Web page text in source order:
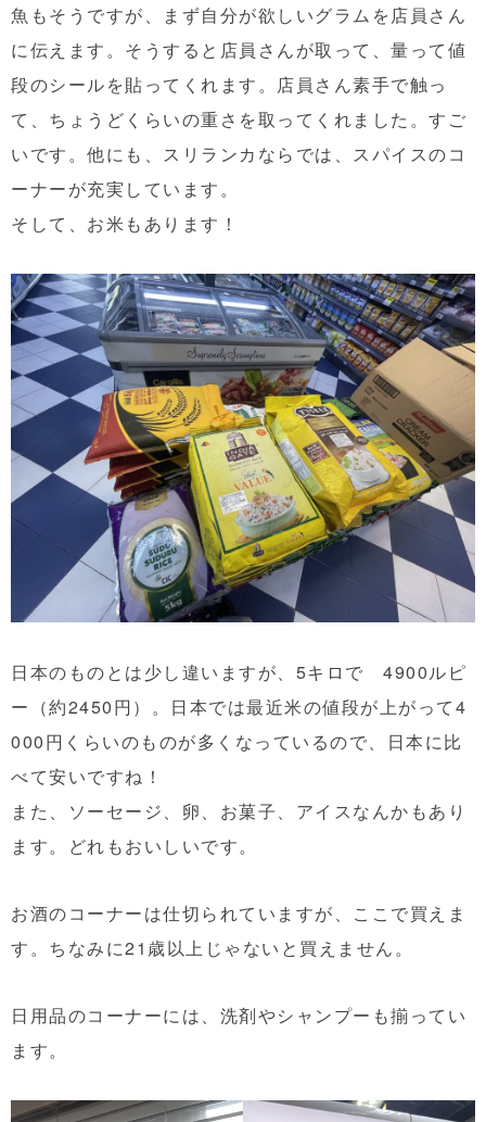
魚もそうですが、まず自分が欲しいグラムを店員さん
に伝えます。そうすると店員さんが取って、量って値
段のシールを貼ってくれます。店員さん素手で触っ
て、ちょうどくらいの重さを取ってくれました。すご
いです。他にも、スリランカならでは、スパイスのコ
ーナーが充実しています。
そして、お米もあります！
日本のものとは少し違いますが、5キロで 4900ルピ
ー（約2450円）。日本では最近米の値段が上がって4
000円くらいのものが多くなっているので、日本に比
べて安いですね！
また、ソーセージ、卵、お菓子、アイスなんかもあり
ます。どれもおいしいです。
お酒のコーナーは仕切られていますが、ここで買えま
す。ちなみに21歳以上じゃないと買えません。
日用品のコーナーには、洗剤やシャンプーも揃ってい
ます。